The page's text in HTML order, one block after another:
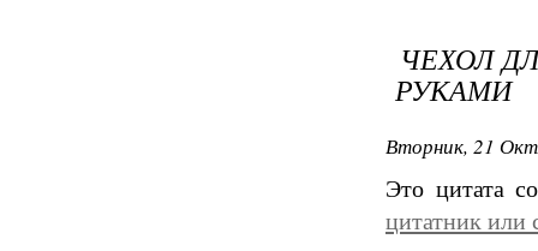
ЧЕХОЛ
РУКАМИ
Вторник, 21
Это цитата
цитатник или